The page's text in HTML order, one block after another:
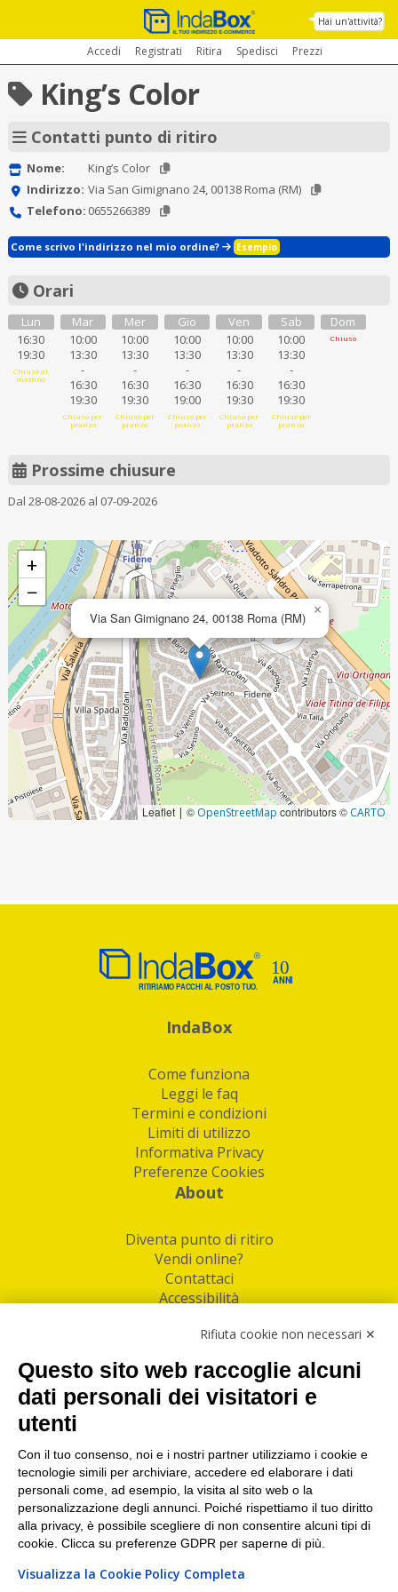
Hai un'attività?
Accedi Registrati Ritira Spedisci Prezzi
King’s Color
Contatti punto di ritiro
Nome:
King’s Color
Indirizzo: Via San Gimignano 24, 00138 Roma (RM)
Telefono: 0655266389
Come scrivo l'indirizzo nel mio ordine? Esempio
Orari
Lun
16:30
19:30
Chiuso al
mattino
Mar
10:00
13:30
-
16:30
19:30
Chiuso per
pranzo
Mer
10:00
13:30
-
16:30
19:30
Chiuso per
pranzo
Gio
10:00
13:30
-
16:30
19:00
Chiuso per
pranzo
Ven
10:00
13:30
-
16:30
19:30
Chiuso per
pranzo
Sab
10:00
13:30
-
16:30
19:30
Chiuso per
pranzo
Dom
Chiuso
Prossime chiusure
Dal 28-08-2026 al 07-09-2026
Via San Gimignano 24, 00138 Roma (RM) ×
+
−
Leaflet | © OpenStreetMap contributors © CARTO
IndaBox
Come funziona
Leggi le faq
Termini e condizioni
Limiti di utilizzo
Informativa Privacy
Preferenze Cookies
About
Diventa punto di ritiro
Vendi online?
Contattaci
Accessibilità
Facebook
Linkedin
I nostri punti di ritiro e spedizione pacchi nelle
maggiori città italiane
Torino|Milano|Roma|Bologna|Firenze| Genova
Napoli|Varese
Rifiuta cookie non necessari ✕
Questo sito web raccoglie alcuni
dati personali dei visitatori e
utenti
Con il tuo consenso, noi e i nostri partner utilizziamo i cookie e
tecnologie simili per archiviare, accedere ed elaborare i dati
personali come, ad esempio, la visita al sito web o la
personalizzazione degli annunci. Poiché rispettiamo il tuo diritto
alla privacy, è possibile scegliere di non consentire alcuni tipi di
cookie. Clicca su preferenze GDPR per saperne di più.
Visualizza la Cookie Policy Completa